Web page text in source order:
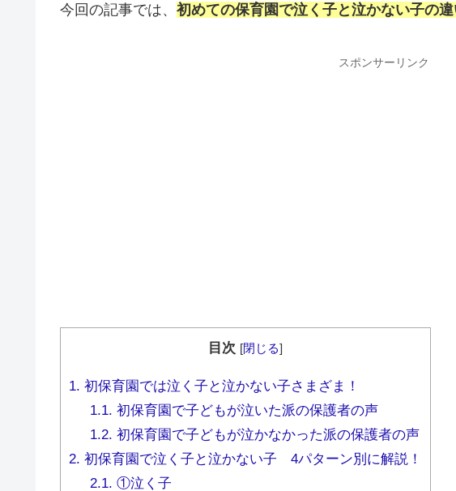
今回の記事では、 初めての保育園で泣く子と泣かない子の
スポンサーリンク
目次 [閉じる]
1. 初保育園では泣く子と泣かない子さまざま！
1.1. 初保育園で子どもが泣いた派の保護者の声
1.2. 初保育園で子どもが泣かなかった派の保護者の声
2. 初保育園で泣く子と泣かない子 4パターン別に解説！
2.1. ①泣く子